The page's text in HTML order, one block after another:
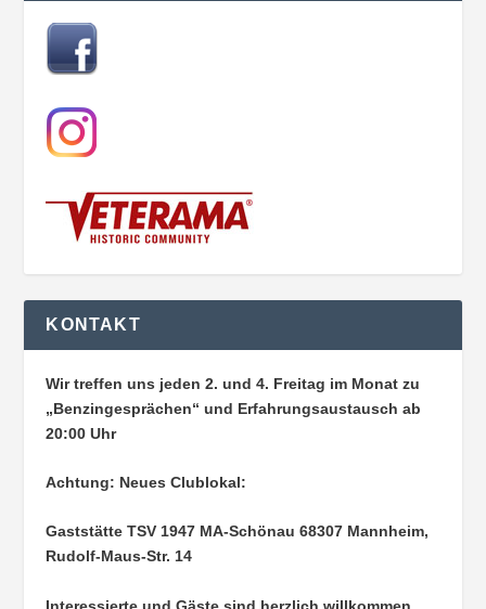
KONTAKT
Wir treffen uns jeden 2. und 4. Freitag im Monat zu
„Benzingesprächen“ und Erfahrungsaustausch ab
20:00 Uhr
Achtung: Neues Clublokal:
Gaststätte TSV 1947 MA-Schönau68307 Mannheim,
Rudolf-Maus-Str. 14